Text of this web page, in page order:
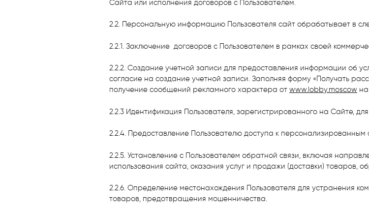
Сайта или исполнения договоров с Пользователем.
2.2. Персональную информацию Пользователя сайт обрабатывает в
2.2.1. Заключение договоров с Пользователем в рамках своей
2.2.2. Создание учетной записи для предоставления информации об
согласие на создание учетной записи. Заполняя форму «Получать
получение сообщений рекламного характера от www.lobby.moscow
2.2.3 Идентификация Пользователя, зарегистрированного на Сайте,
2.2.4. Предоставление Пользователю доступа к
2.2.5. Установление с Пользователем обратной связи, включая
использования сайта, оказания услуг и продажи (доставки) товаров,
2.2.6. Определение местонахождения Пользователя для устранения
товаров, предотвращения мошенничества.